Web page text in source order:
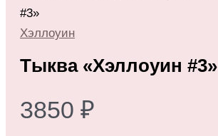
#3»
Хэллоуин
Тыква «Хэллоуин #3»
3850 ₽